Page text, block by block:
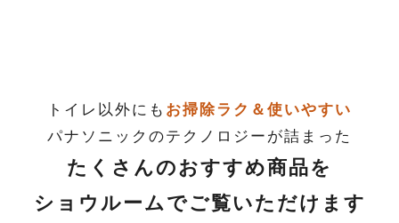
トイレ以外にも お掃除ラク＆使いやすい
パナソニックのテクノロジーが詰まった
たくさんのおすすめ商品を
ショウルームでご覧いただけます